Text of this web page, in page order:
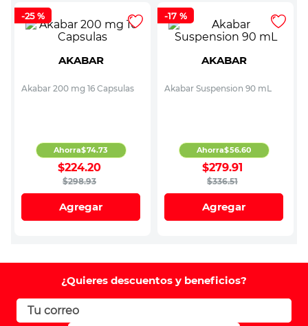
-25 %
AKABAR
Akabar 200 mg 16 Capsulas
$298.93
$224.20
Ahorra$74.73
Agregar
-17 %
AKABAR
Akabar Suspension 90 mL
$336.51
$279.91
Ahorra$56.60
Agregar
¿Quieres descuentos y beneficios?